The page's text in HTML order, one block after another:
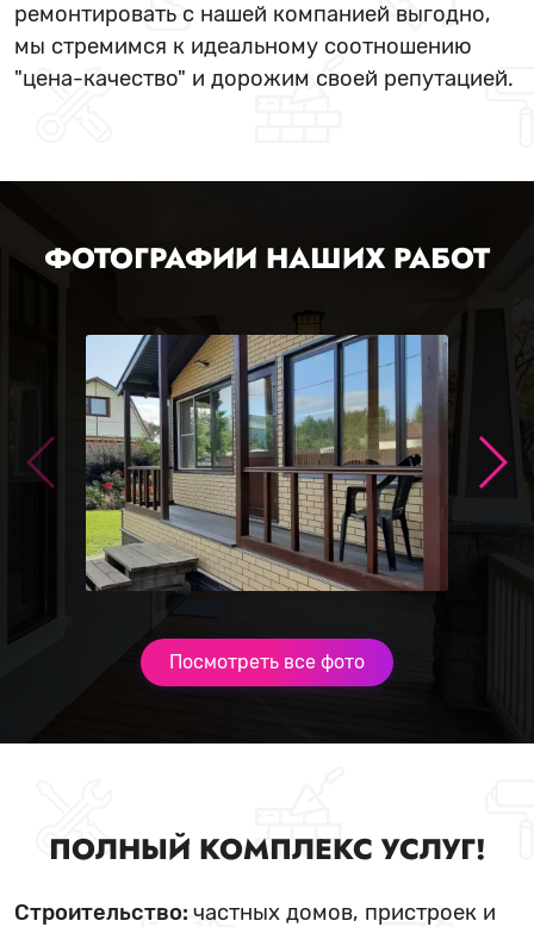
ремонтировать с нашей компанией выгодно,
мы стремимся к идеальному соотношению
"цена-качество" и дорожим своей репутацией.
ФОТОГРАФИИ НАШИХ РАБОТ
Посмотреть все фото
ПОЛНЫЙ КОМПЛЕКС УСЛУГ!
Строительство: частных домов, пристроек и